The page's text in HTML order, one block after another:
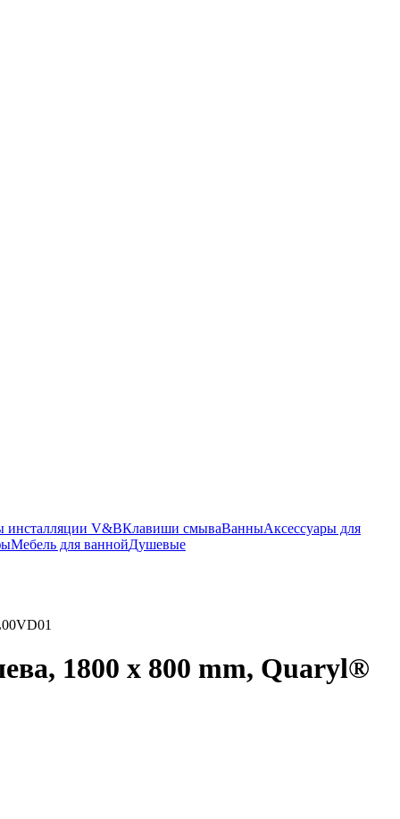
инсталляции V&BКлавиши смываВанныАксессуары для
Мебель для ваннойДушевые
1800 x 800 mm, Quaryl®